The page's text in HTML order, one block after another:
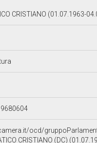
CRISTIANO (01.07.1963-
ocd/
CRISTIANO (DC)